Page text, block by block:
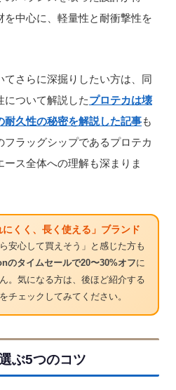
中心に、軽量性と耐衝撃性を
てさらに深掘りしたい方は、同
について解説したプロテカは壊
耐久性の秘密を解説した記事も
ラッグシップであるプロテカ
ス全体への理解も深まりま
くく、長く使える」ブランド
安心して買えそう」と感じた方も
のタイムセールで20〜30%オフに
。気になる方は、後ほど紹介する
チェックしてみてください。
ぶ5つのコツ